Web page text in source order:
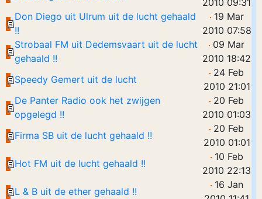
2010 09:31
Don Diego uit Ulrum uit de lucht gehaald
!!
19 Mar
2010 07:58
Strobaal FM uit Dedemsvaart uit de lucht
gehaald !!
09 Mar
2010 18:42
Speedy Gemert uit de lucht
24 Feb
2010 21:01
De Panter Radio ook het zwijgen
opgelegd !!
20 Feb
2010 01:03
Firma SB uit de lucht gehaald !!
20 Feb
2010 01:01
Hot FM uit de lucht gehaald !!
10 Feb
2010 22:13
L & B uit de ether gehaald !!
16 Jan